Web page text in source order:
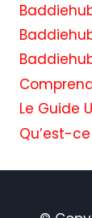
Le Guide
Qu’est-